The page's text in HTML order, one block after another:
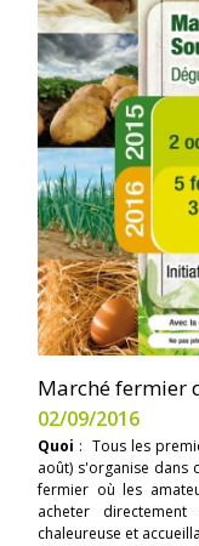
Marché fermier
02/09/2016
Quoi : Tous les
août) s'organise dans
fermier où les
acheter
chaleureuse et